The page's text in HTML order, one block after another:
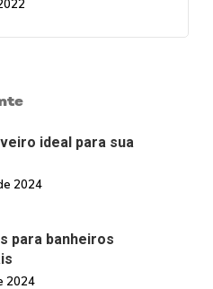
ideal para sua
2024
para banheiros
2024